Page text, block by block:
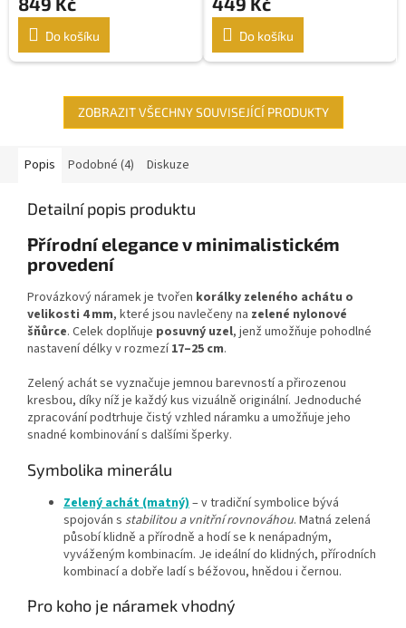
Do košíku Do košíku
ZOBRAZIT VŠECHNY SOUVISEJÍCÍ PRODUKTY
Popis Podobné (4) Diskuze
Detailní popis produktu
Přírodní elegance v minimalistickém
provedení
Provázkový náramek je tvořen korálky zeleného achátu o
velikosti 4 mm, které jsou navlečeny na zelené nylonové
šňůrce. Celek doplňuje posuvný uzel, jenž umožňuje pohodlné
nastavení délky v rozmezí17–25 cm.
Zelený achát se vyznačuje jemnou barevností a přirozenou
kresbou, díky níž je každý kus vizuálně originální. Jednoduché
zpracování podtrhuje čistý vzhled náramku a umožňuje jeho
snadné kombinování s dalšími šperky.
Symbolika minerálu
Zelený achát (matný) – v tradiční symbolice bývá
spojován s stabilitou a vnitřní rovnováhou. Matná zelená
působí klidně a přírodně a hodí se k nenápadným,
vyváženým kombinacím. Je ideální do klidných, přírodních
kombinací a dobře ladí s béžovou, hnědou i černou.
Pro koho je náramek vhodný